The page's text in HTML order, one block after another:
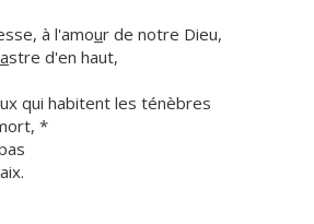
à l'amour de notre Dieu,
astre d'en haut,
qui habitent les ténèbres
*